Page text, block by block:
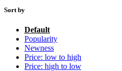
Sort by
Default
Popularity
Newness
Price: low to high
Price: high to low